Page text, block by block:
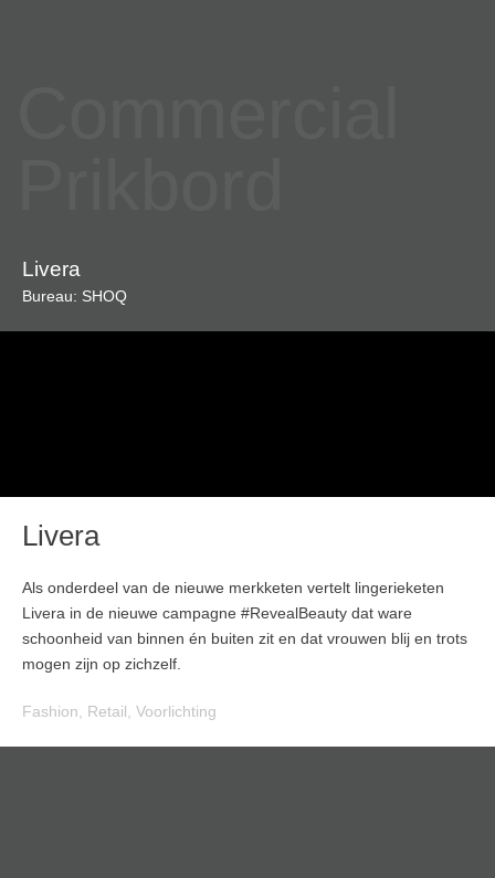
Livera
Bureau: SHOQ
Livera
Als onderdeel van de nieuwe merkketen vertelt lingerieketen
Livera in de nieuwe campagne #RevealBeauty dat ware
schoonheid van binnen én buiten zit en dat vrouwen blij en trots
mogen zijn op zichzelf.
Fashion Retail Voorlichting